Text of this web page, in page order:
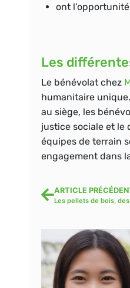
ont
Les
Le bénévolat chez
humanitaire
au siège, les
justice sociale et le
équipes de terrain
engagement dans
ARTICLE
Les pellets de bois,